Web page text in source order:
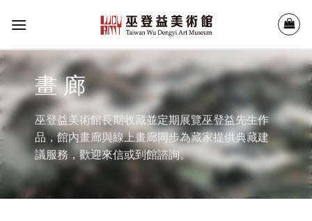
畫 廊
巫登益美術館長期收藏並定期展覽巫登益先生作
品，館內畫廊與線上畫廊同步為藏家提供典藏建
議服務，歡迎來信或到館諮詢。